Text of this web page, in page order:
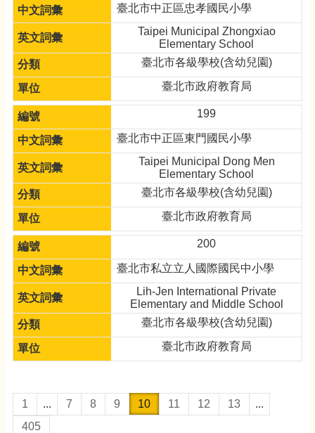
臺北市中正區忠孝國民小學
Taipei Municipal Zhongxiao
Elementary School
臺北市各級學校(含幼兒園)
臺北市政府教育局
199
臺北市中正區東門國民小學
Taipei Municipal Dong Men
Elementary School
臺北市各級學校(含幼兒園)
臺北市政府教育局
200
臺北市私立立人國際國民中小學
Lih-Jen International Private
Elementary and Middle School
臺北市各級學校(含幼兒園)
臺北市政府教育局
1 ... 7 8 9 10 11 12 13
...
405